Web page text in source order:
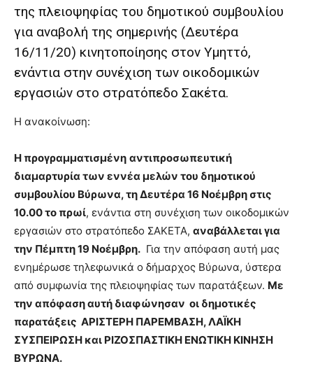
της πλειοψηφίας του δημοτικού συμβουλίου
για αναβολή της σημερινής (Δευτέρα
16/11/20) κινητοποίησης στον Υμηττό,
ενάντια στην συνέχιση των οικοδομικών
εργασιών στο στρατόπεδο Σακέτα.
Η ανακοίνωση:
Η προγραμματισμένη αντιπροσωπευτική
διαμαρτυρία των εννέα μελών του δημοτικού
συμβουλίου Βύρωνα, τη Δευτέρα 16 Νοέμβρη στις
10.00 το πρωί, ενάντια στη συνέχιση των οικοδομικών
εργασιών στο στρατόπεδο ΣΑΚΕΤΑ, αναβάλλεται για
την Πέμπτη 19 Νοέμβρη. Για την απόφαση αυτή μας
ενημέρωσε τηλεφωνικά ο δήμαρχος Βύρωνα, ύστερα
από συμφωνία της πλειοψηφίας των παρατάξεων. Με
την απόφαση αυτή διαφώνησαν οι δημοτικές
παρατάξεις ΑΡΙΣΤΕΡΗ ΠΑΡΕΜΒΑΣΗ, ΛΑΪΚΗ
ΣΥΣΠΕΙΡΩΣΗ και ΡΙΖΟΣΠΑΣΤΙΚΗ ΕΝΩΤΙΚΗ ΚΙΝΗΣΗ
ΒΥΡΩΝΑ.